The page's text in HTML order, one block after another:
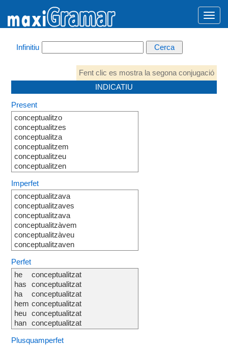
Infinitiu
Fent clic es mostra la segona conjugació
INDICATIU
Present
conceptualitzo
conceptualitzes
conceptualitza
conceptualitzem
conceptualitzeu
conceptualitzen
Imperfet
conceptualitzava
conceptualitzaves
conceptualitzava
conceptualitzàvem
conceptualitzàveu
conceptualitzaven
Perfet
he
has
ha
hem
heu
han
conceptualitzat
conceptualitzat
conceptualitzat
conceptualitzat
conceptualitzat
conceptualitzat
Plusquamperfet